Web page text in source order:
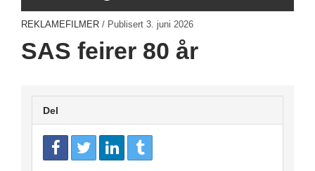
REKLAMEFILMER / Publisert 3. juni 2026
SAS feirer 80 år
Del